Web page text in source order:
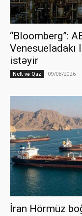
“Bloomberg”:
Venesueladakı
istəyir
Neft və Qaz 09/08/2026
İran Hörmüz